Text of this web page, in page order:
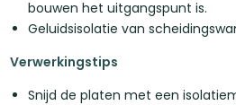
bouwen het uitgangspunt is.
Geluidsisolatie van
Verwerkingstips
Snijd de platen met een